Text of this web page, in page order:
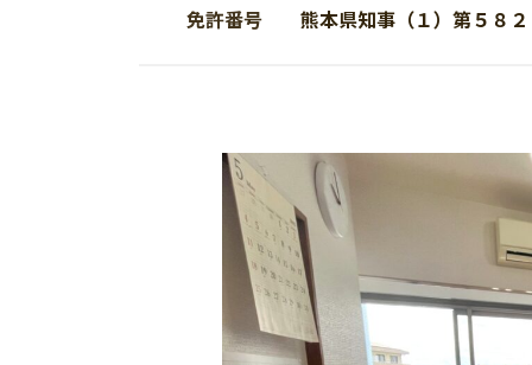
免許番号 熊本県知事（１）第５８